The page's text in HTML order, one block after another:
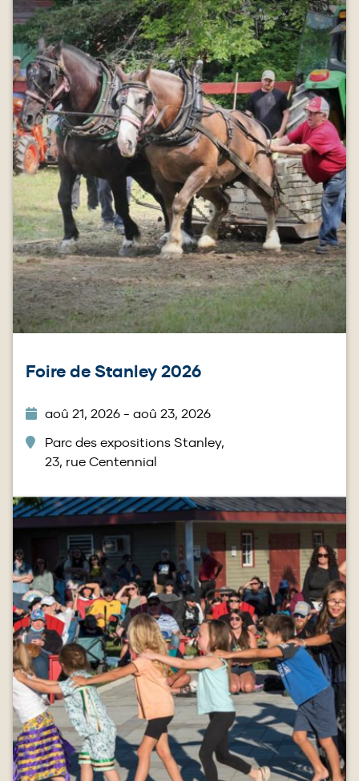
Image
Foire de Stanley 2026
aoû 21, 2026 - aoû 23, 2026
Parc des expositions Stanley,
23, rue Centennial
Image